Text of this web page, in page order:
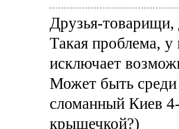
Друзья-
Такая проблема,
исключает
Может быть среди
сломанный Киев
крышечкой?)